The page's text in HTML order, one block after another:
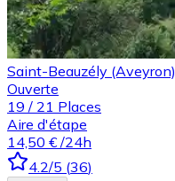
Saint-Beauzély (Aveyron)
Ouverte
19 / 21 Places
Aire d'étape
14,50 € /24h
4.2/5 (36)